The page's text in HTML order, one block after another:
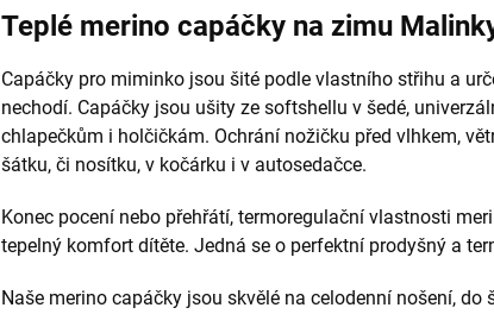
Teplé merino capáčky na zimu
Capáčky pro miminko jsou šité podle vlastního střihu a
nechodí. Capáčky jsou ušity ze softshellu v šedé,
chlapečkům i holčičkám. Ochrání nožičku před vlhkem,
šátku, či nosítku, v kočárku i v autosedačce.
Konec pocení nebo přehřátí, termoregulační vlastnosti
tepelný komfort dítěte. Jedná se o perfektní prodyšný a
Naše merino capáčky jsou skvělé na celodenní nošení, do